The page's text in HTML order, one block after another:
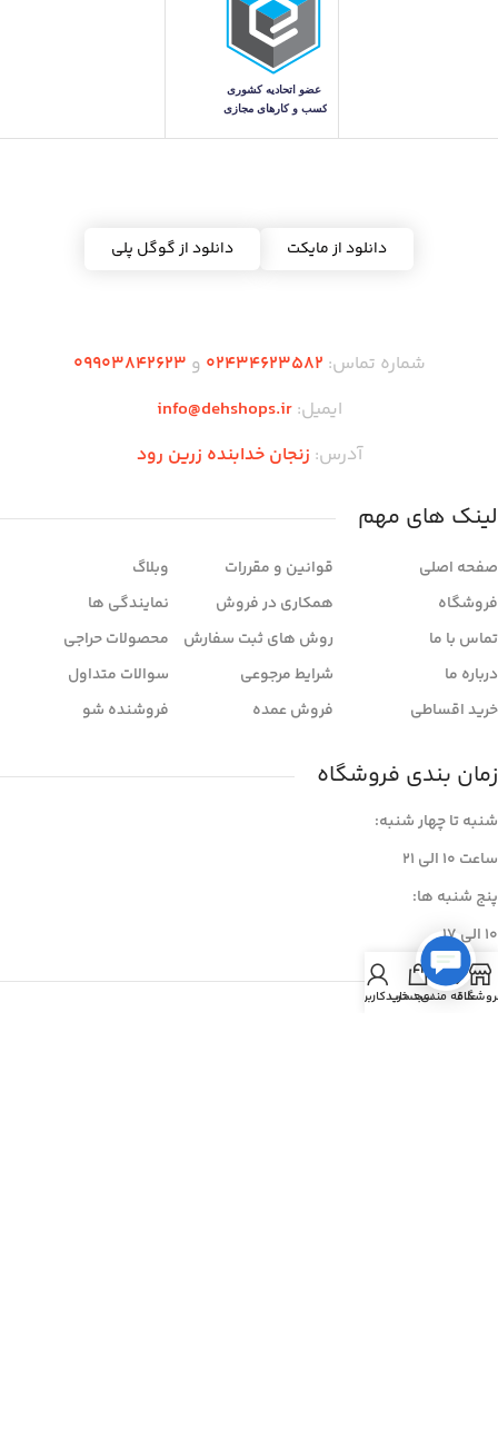
دانلود از مایکت دانلود از گوگل پلی
شماره تماس: 02434623582 و 09903842623
ایمیل:info@dehshops.ir
آدرس: زنجان خدابنده زرین رود
لینک های مهم
صفحه اصلی
فروشگاه
تماس با ما
درباره ما
خرید اقساطی
قوانین و مقررات
همکاری در فروش
روش های ثبت سفارش
شرایط مرجوعی
فروش عمده
وبلاگ
نمایندگی ها
محصولات حراجی
سوالات متداول
فروشنده شو
زمان بندی فروشگاه
شنبه تا چهار شنبه:
ساعت ۱۰ الی ۲۱
پنج شنبه ها:
۱۰ الی ۱۷
خبرنامه
علاقه مندیسبد خرید
حساب کاربری من